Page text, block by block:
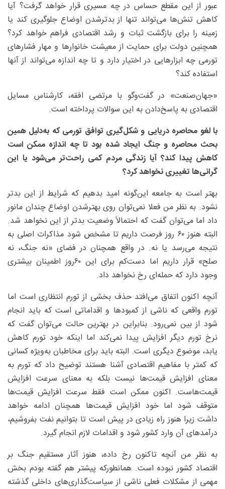
عبور از این مقطع حساس در چه مسیری قرار خواهد گرفت؟ آیا
کاهش تنش‌ها می‌تواند تنها از بدترشدن اوضاع جلوگیری کند یا
زمینه را برای بازگشت ثبات و رشد اقتصادی فراهم خواهد کرد؟
همچنین دولت برای حمایت از معیشت خانوارها و مهار فشارهای
تورمی چه ابزارهایی در اختیار دارد و تا چه اندازه می‌تواند از آنها
استفاده کند؟
«جهان‌صنعت» در گفت‌و‌گو با مرتضی افقه، کارشناس مسایل
اقتصادی به پاسخ‌دادن به این سوالات پرداخته است.
با لغو محاصره دریایی و شکل‌گیری توافق تورمی که به‌دلیل همین
بحث محاصره و جنگ ایجاد شده بود تا چه اندازه ممکن است
کاهش پیدا کند؟ آیا زندگی مردم کمی راحت‌تر می‌شود یا این
گرانی‌ها تغییری نخواهد کرد؟
بهتر است به جامعه این‌گونه امید بدهیم که شرایط از این بدتر
نشود. به نظر من فعلا نمی‌توان روی بهترشدن اوضاع چندان مانور
داد اما می‌توان گفت که احتمالاً وضعیت بدتر از این نخواهد شد.
البته هنوز ۶۰ روز فرصت داریم تا مشخص شود مذاکرات اصلی به
نتیجه می‌رسد یا نه. در واقع همچنان در فضای «نه جنگ، نه
صلح» قرار داریم اما دست‌کم برای این ۶۰روز اطمینان بیشتری
وجود دارد که حمله‌ای رخ نخواهد داد.
آنچه اکنون اتفاق می‌افتد حذف بخشی از تورم انتظاری است اما
تورم واقعی که ناشی از کمبودها و اقداماتی است که باید انجام
شود از بین نمی‌رود. بنابراین در بهترین حالت می‌توان گفت که
نرخ تورم دیگر افزایش پیدا نمی‌کند اما اینکه خود تورم کاهش
یابد، موضوع دیگری است. البته باید برای مخاطبان به‌ویژه کسانی
که کمتر با مفاهیم اقتصادی آشنا هستند توضیح داد که تورم به
معنای افزایش قیمت‌ها نیست بلکه به معنای سرعت افزایش
قیمت‌هاست. اکنون ممکن است فقط سرعت افزایش قیمت‌ها
متوقف شود اما خود افزایش قیمت‌ها همچنان ادامه خواهد
داشت زیرا هنوز راه زیادی در پیش است تا بتوانیم نفت بفروشیم،
درآمدهای آن وارد کشور شود و اقدامات لازم انجام گیرد.
به نظر من آنچه تاکنون رخ داده، هنوز آثار مستقیم جنگ بر
اقتصاد کشور نبوده است. همانطورکه پیشتر هم گفته بودم بخش
مهمی از مشکلات فعلی ناشی از سیاست‌گذاری‌های داخلی گذشته